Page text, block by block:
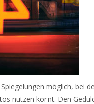
möglich, bei
nutzen könnt. Den